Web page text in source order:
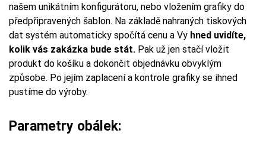
našem unikátním konfigurátoru, nebo vložením grafiky do
předpřipravených šablon. Na základě nahraných tiskových
dat systém automaticky spočítá cenu a Vy hned uvidíte,
kolik vás zakázka bude stát. Pak už jen stačí vložit
produkt do košíku a dokončit objednávku obvyklým
způsobe. Po jejím zaplacení a kontrole grafiky se ihned
pustíme do výroby.
Parametry obálek: